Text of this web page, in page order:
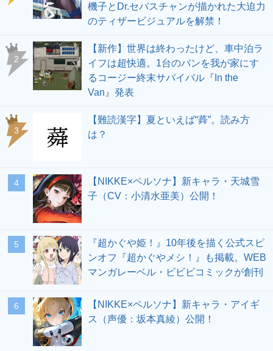
機子とDr.セバスチャンが描かれた大迫力
のティザービジュアルを解禁！
2
【新作】世界は終わったけど、車中泊ラ
イフは超快適。1台のバンを我が家にす
るコージー終末サバイバル『In the
Van』発表
3
【難読漢字】夏といえば“蕣”。読み方
は？
4
【NIKKE×ペルソナ】新キャラ・天城雪
子（CV：小清水亜美）公開！
5
『超かぐや姫！』10年後を描く公式スピ
ンオフ『超かぐやメシ！』も掲載。WEB
マンガレーベル・ビビビコミックが創刊
6
【NIKKE×ペルソナ】新キャラ・アイギ
ス（声優：坂本真綾）公開！